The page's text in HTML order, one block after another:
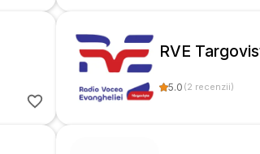
RVE
5.0 (2 recenzii)